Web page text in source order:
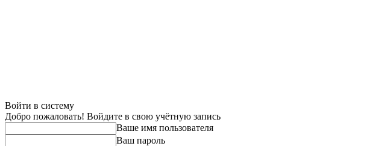
Войти в систему
Добро пожаловать! Войдите в свою учётную запись
Ваше имя пользователя
Ваш пароль